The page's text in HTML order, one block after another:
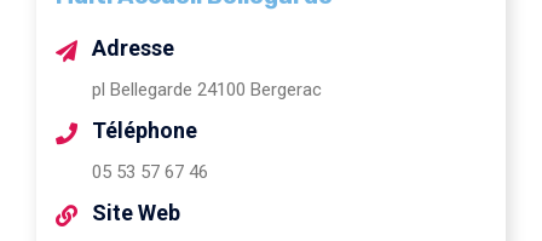
Adresse
pl Bellegarde 24100 Bergerac
Téléphone
05 53 57 67 46
Site Web